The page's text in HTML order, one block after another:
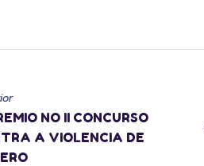
NO II CONCURSO
A VIOLENCIA DE